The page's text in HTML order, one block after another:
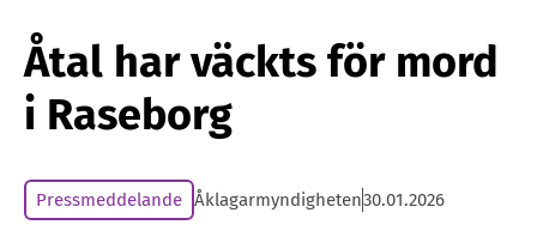
Åtal har väckts för mord
i Raseborg
Pressmeddelande Åklagarmyndigheten30.01.2026